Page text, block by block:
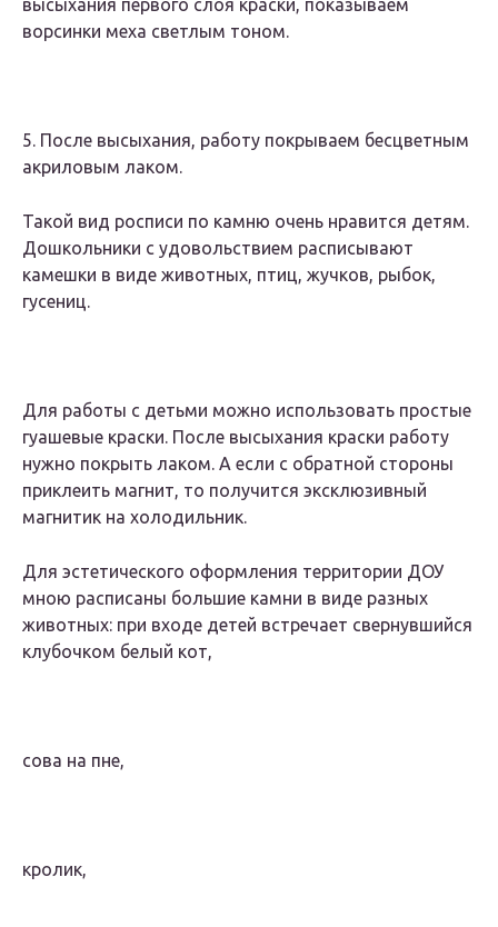
высыхания первого слоя краски, показываем
ворсинки меха светлым тоном.
5. После высыхания, работу покрываем бесцветным
акриловым лаком.
Такой вид росписи по камню очень нравится детям.
Дошкольники с удовольствием расписывают
камешки в виде животных, птиц, жучков, рыбок,
гусениц.
Для работы с детьми можно использовать простые
гуашевые краски. После высыхания краски работу
нужно покрыть лаком. А если с обратной стороны
приклеить магнит, то получится эксклюзивный
магнитик на холодильник.
Для эстетического оформления территории ДОУ
мною расписаны большие камни в виде разных
животных: при входе детей встречает свернувшийся
клубочком белый кот,
сова на пне,
кролик,